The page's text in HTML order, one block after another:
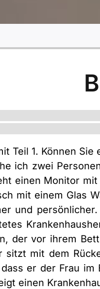
Teil 1. Können
ich zwei
einen Monitor
mit einem Glas
und
der vor ihrem
sitzt mit dem
er der Frau
einen